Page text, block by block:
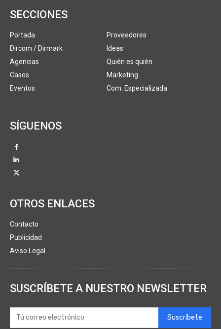
SECCIONES
Portada
Dircom / Dirmark
Agencias
Casos
Eventos
Proveedores
Ideas
Quién es quién
Marketing
Com. Especializada
SÍGUENOS
OTROS ENLACES
Contacto
Publicidad
Aviso Legal
SUSCRÍBETE A NUESTRO NEWSLETTER
Suscríbete